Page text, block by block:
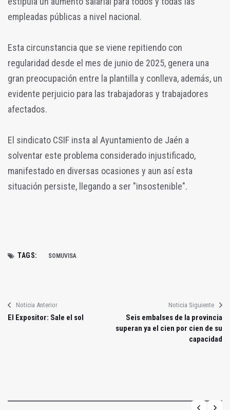
empleadas públicas a nivel nacional.
Esta circunstancia que se viene repitiendo con
regularidad desde el mes de junio de 2025, genera una
gran preocupación entre la plantilla y conlleva, además, un
evidente perjuicio para las trabajadoras y trabajadores
afectados.
El sindicato CSIF insta al Ayuntamiento de Jaén a
solventar este problema considerado injustificado,
manifestado en diversas ocasiones y aun así esta
situación persiste, llegando a ser "insostenible".
TAGS: SOMUVISA
Noticia Anterior
El Expositor: Sale el sol
Noticia Siguiente
Seis embalses de la provincia
superan ya el cien por cien de su
capacidad